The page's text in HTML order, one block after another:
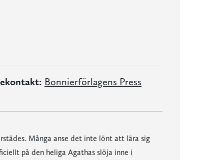
Bonnierförlagens Press
Många anse det inte lönt att lära sig
på den heliga Agathas slöja inne i